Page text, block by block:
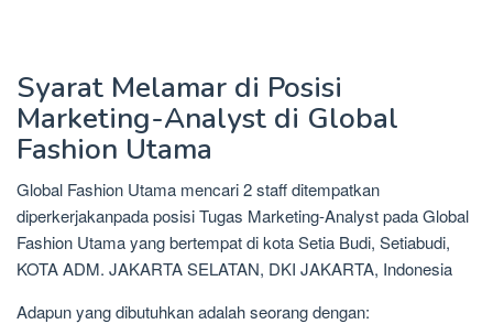
Syarat Melamar di Posisi
Marketing-Analyst di Global
Fashion Utama
Global Fashion Utama mencari 2 staff ditempatkan
diperkerjakanpada posisi Tugas Marketing-Analyst pada Global
Fashion Utama yang bertempat di kota Setia Budi, Setiabudi,
KOTA ADM. JAKARTA SELATAN, DKI JAKARTA, Indonesia
Adapun yang dibutuhkan adalah seorang dengan: